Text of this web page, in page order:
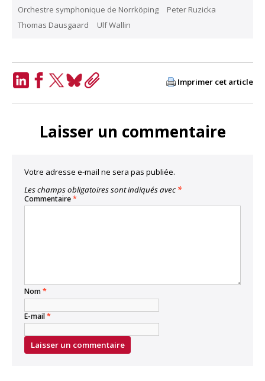
Orchestre symphonique de Norrköping
Peter Ruzicka
Thomas Dausgaard
Ulf Wallin
Imprimer cet article
Laisser un commentaire
Votre adresse e-mail ne sera pas publiée.
Les champs obligatoires sont indiqués avec *
Commentaire*
Nom*
E-mail*